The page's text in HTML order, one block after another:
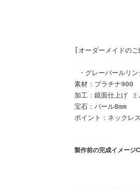
[オーダーメイドの
・グレーパールリン
素材：プラチナ900
加工：鏡面仕上げ ミ
宝石：パール8mm
ポイント：ネックレ
製作前の完成イメージ